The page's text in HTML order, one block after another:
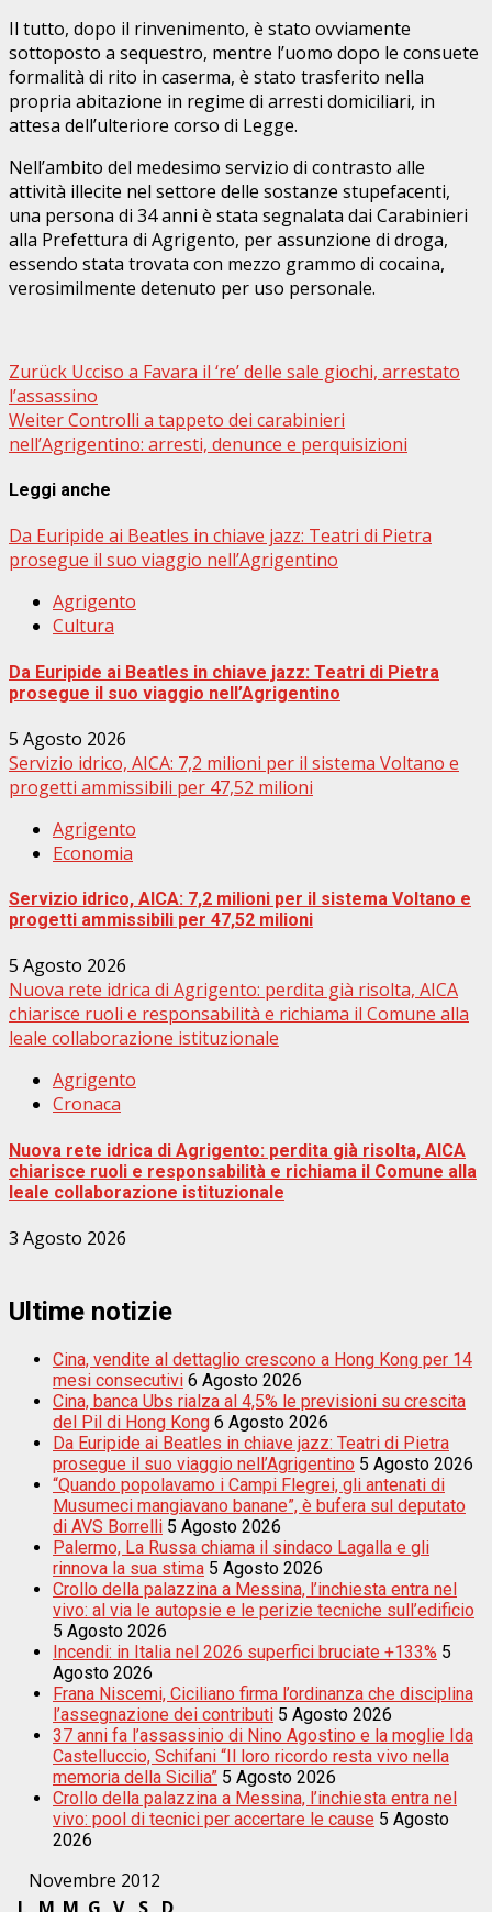
Il tutto, dopo il rinvenimento, è stato ovviamente
sottoposto a sequestro, mentre l’uomo dopo le consuete
formalità di rito in caserma, è stato trasferito nella
propria abitazione in regime di arresti domiciliari, in
attesa dell’ulteriore corso di Legge.
Nell’ambito del medesimo servizio di contrasto alle
attività illecite nel settore delle sostanze stupefacenti,
una persona di 34 anni è stata segnalata dai Carabinieri
alla Prefettura di Agrigento, per assunzione di droga,
essendo stata trovata con mezzo grammo di cocaina,
verosimilmente detenuto per uso personale.
Beitragsnavigation
Zurück Ucciso a Favara il ‘re’ delle sale giochi, arrestato
l’assassino
WeiterControlli a tappeto dei carabinieri
nell’Agrigentino: arresti, denunce e perquisizioni
Leggi anche
Da Euripide ai Beatles in chiave jazz: Teatri di Pietra
prosegue il suo viaggio nell’Agrigentino
Agrigento
Cultura
Da Euripide ai Beatles in chiave jazz: Teatri di Pietra
prosegue il suo viaggio nell’Agrigentino
5 Agosto 2026
Servizio idrico, AICA: 7,2 milioni per il sistema Voltano e
progetti ammissibili per 47,52 milioni
Agrigento
Economia
Servizio idrico, AICA: 7,2 milioni per il sistema Voltano e
progetti ammissibili per 47,52 milioni
5 Agosto 2026
Nuova rete idrica di Agrigento: perdita già risolta, AICA
chiarisce ruoli e responsabilità e richiama il Comune alla
leale collaborazione istituzionale
Agrigento
Cronaca
Nuova rete idrica di Agrigento: perdita già risolta, AICA
chiarisce ruoli e responsabilità e richiama il Comune alla
leale collaborazione istituzionale
3 Agosto 2026
Ultime notizie
Cina, vendite al dettaglio crescono a Hong Kong per 14
mesi consecutivi 6 Agosto 2026
Cina, banca Ubs rialza al 4,5% le previsioni su crescita
del Pil di Hong Kong 6 Agosto 2026
Da Euripide ai Beatles in chiave jazz: Teatri di Pietra
prosegue il suo viaggio nell’Agrigentino 5 Agosto 2026
“Quando popolavamo i Campi Flegrei, gli antenati di
Musumeci mangiavano banane”, è bufera sul deputato
di AVS Borrelli 5 Agosto 2026
Palermo, La Russa chiama il sindaco Lagalla e gli
rinnova la sua stima 5 Agosto 2026
Crollo della palazzina a Messina, l’inchiesta entra nel
vivo: al via le autopsie e le perizie tecniche sull’edificio
5 Agosto 2026
Incendi: in Italia nel 2026 superfici bruciate +133% 5
Agosto 2026
Frana Niscemi, Ciciliano firma l’ordinanza che disciplina
l’assegnazione dei contributi 5 Agosto 2026
37 anni fa l’assassinio di Nino Agostino e la moglie Ida
Castelluccio, Schifani “Il loro ricordo resta vivo nella
memoria della Sicilia” 5 Agosto 2026
Crollo della palazzina a Messina, l’inchiesta entra nel
vivo: pool di tecnici per accertare le cause 5 Agosto
2026
Novembre 2012